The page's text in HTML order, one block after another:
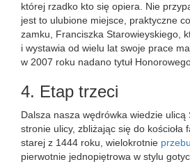
której rzadko kto się opiera. Nie
jest to ulubione miejsce, praktyczne
zamku, Franciszka Starowieyskiego,
i wystawia od wielu lat swoje prace
w 2007 roku nadano tytuł
4. Etap trzeci
Dalsza nasza wędrówka wiedzie ulicą
stronie ulicy, zbliżając się do kościoła
starej z 1444 roku, wielokrotnie
pierwotnie jednopiętrowa w stylu